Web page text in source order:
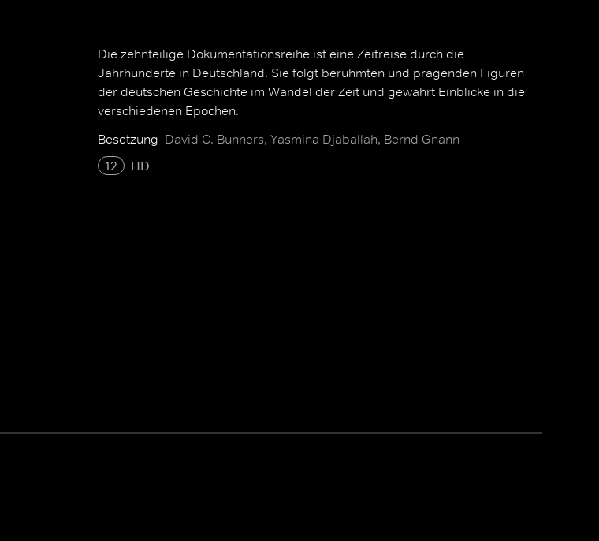
Die zehnteilige Dokumentationsreihe ist eine Zeitreise durch die
Jahrhunderte in Deutschland. Sie folgt berühmten und prägenden Figuren
der deutschen Geschichte im Wandel der Zeit und gewährt Einblicke in die
verschiedenen Epochen.
Besetzung David C. Bunners, Yasmina Djaballah, Bernd Gnann
12
HD